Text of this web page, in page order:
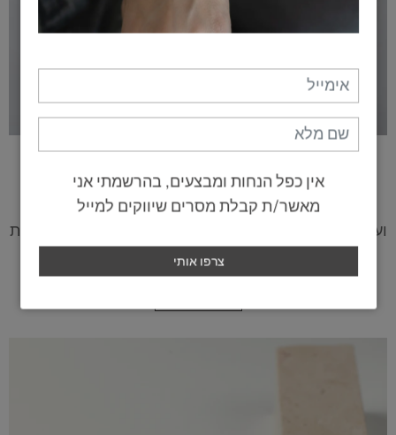
טבעות
קולקציית הטבעות הייחודית שלי מעוצבת
ועשויה באהבה בעבודת יד קפדנית. לרכישה בהזמנה אישית
על פי מידה
אין כפל הנחות ומבצעים, בהרשמתי אני
מאשר/ת קבלת מסרים שיווקים למייל